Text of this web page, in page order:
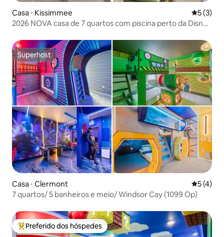
Casa ⋅ Kissimmee 5 de
5 (3)
2026 NOVA casa de 7 quartos com piscina perto da Disney
Superhost
Superhost
Casa ⋅ Clermont 5 de
5 (4)
7 quartos/ 5 banheiros e meio/ Windsor Cay (1099 Op)
Entre os melhores preferidos dos hóspedes
Preferido dos hóspedes